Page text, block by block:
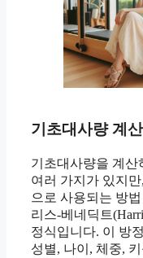
기초대사량 계
기초대사량을 계산
여러 가지가 있지
으로 사용되는 방
리스-베네딕트
정식입니다. 이 방
성별, 나이, 체중, 키